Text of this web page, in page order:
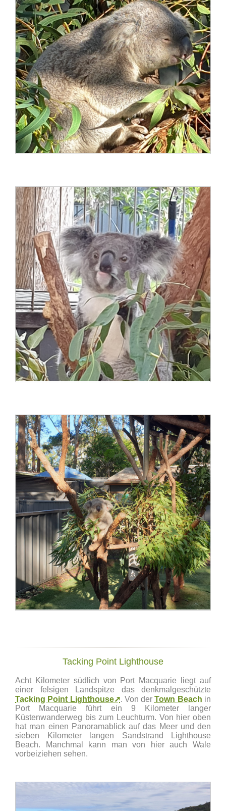
Tacking Point Lighthouse
Acht Kilometer südlich von Port Macquarie liegt auf
einer felsigen Landspitze das denkmalgeschützte
Tacking Point Lighthouse➚. Von derTown Beach in
Port Macquarie führt ein 9 Kilometer langer
Küstenwanderweg bis zum Leuchturm. Von hier oben
hat man einen Panoramablick auf das Meer und den
sieben Kilometer langen Sandstrand Lighthouse
Beach. Manchmal kann man von hier auch Wale
vorbeiziehen sehen.